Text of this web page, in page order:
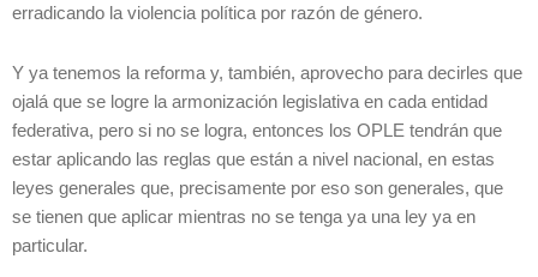
erradicando la violencia política por razón de género.
Y ya tenemos la reforma y, también, aprovecho para decirles que
ojalá que se logre la armonización legislativa en cada entidad
federativa, pero si no se logra, entonces los OPLE tendrán que
estar aplicando las reglas que están a nivel nacional, en estas
leyes generales que, precisamente por eso son generales, que
se tienen que aplicar mientras no se tenga ya una ley ya en
particular.